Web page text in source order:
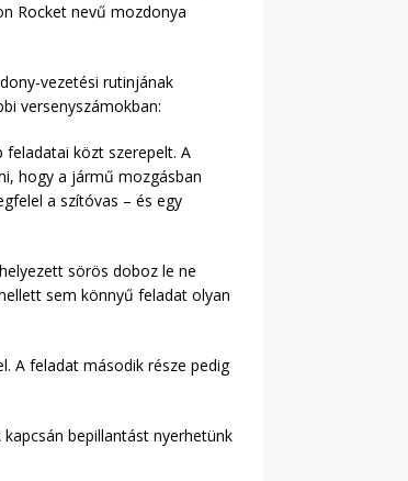
Rocket nevű mozdonya
vezetési rutinjának
versenyszámokban:
feladatai közt szerepelt. A
hogy a jármű mozgásban
a szítóvas – és egy
sörös doboz le ne
sem könnyű feladat olyan
A feladat második része pedig
bepillantást nyerhetünk